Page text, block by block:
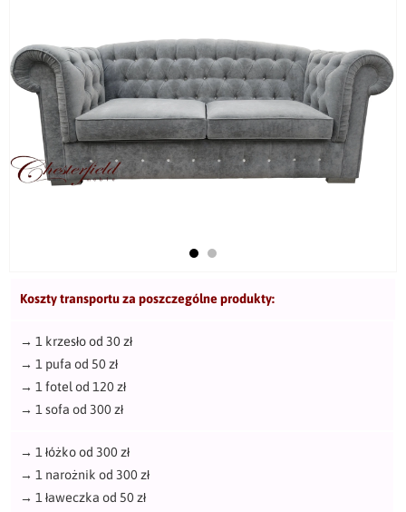
Koszty transportu za poszczególne produkty:
→ 1 krzesło od 30 zł
→ 1 pufa od 50 zł
→ 1 fotel od 120 zł
→ 1 sofa od 300 zł
→ 1 łóżko od 300 zł
→ 1 narożnik od 300 zł
→ 1 ławeczka od 50 zł